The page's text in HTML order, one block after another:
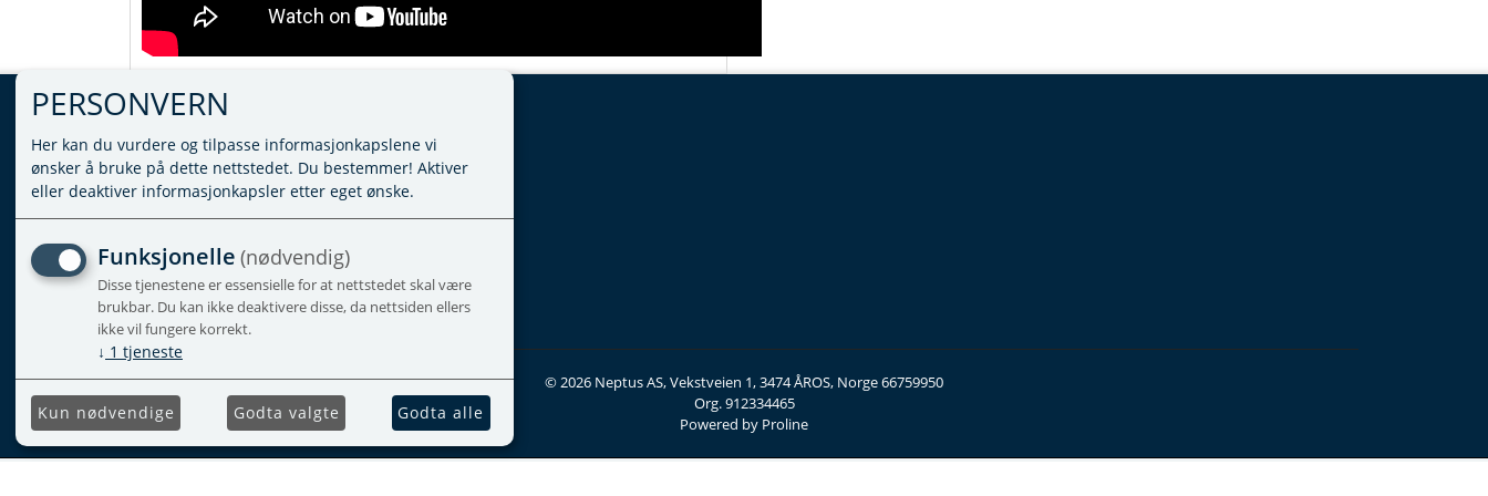
MINE SIDER
LOGG INN
VILKÅR
PERSONVERNERKLÆRING
ADMINISTRER COOKIES
© 2026 Neptus AS, Vekstveien 1, 3474 ÅROS, Norge 66759950
Org. 912334465
Powered by Proline
PERSONVERN
Her kan du vurdere og tilpasse informasjonkapslene vi
ønsker å bruke på dette nettstedet. Du bestemmer! Aktiver
eller deaktiver informasjonkapsler etter eget ønske.
Funksjonelle (nødvendig)
Disse tjenestene er essensielle for at nettstedet skal være
brukbar. Du kan ikke deaktivere disse, da nettsiden ellers
ikke vil fungere korrekt.
↓ 1 tjeneste
Kun nødvendige Godta valgte Godta alle